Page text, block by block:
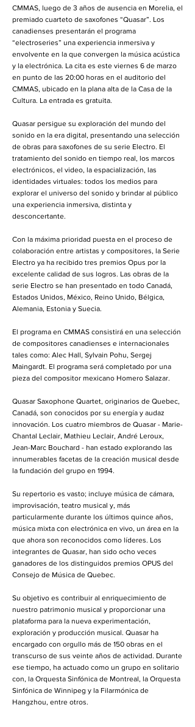
CMMAS, luego de 3 años de ausencia en Morelia, el
premiado cuarteto de saxofones “Quasar”. Los
canadienses presentarán el programa
“electroseries” una experiencia inmersiva y
envolvente en la que convergen la música acústica
y la electrónica. La cita es este viernes 6 de marzo
en punto de las 20:00 horas en el auditorio del
CMMAS, ubicado en la plana alta de la Casa de la
Cultura. La entrada es gratuita.
Quasar persigue su exploración del mundo del
sonido en la era digital, presentando una selección
de obras para saxofones de su serie Electro. El
tratamiento del sonido en tiempo real, los marcos
electrónicos, el video, la espacialización, las
identidades virtuales: todos los medios para
explorar el universo del sonido y brindar al público
una experiencia inmersiva, distinta y
desconcertante.
Con la máxima prioridad puesta en el proceso de
colaboración entre artistas y compositores, la Serie
Electro ya ha recibido tres premios Opus por la
excelente calidad de sus logros. Las obras de la
serie Electro se han presentado en todo Canadá,
Estados Unidos, México, Reino Unido, Bélgica,
Alemania, Estonia y Suecia.
El programa en CMMAS consistirá en una selección
de compositores canadienses e internacionales
tales como: Alec Hall, Sylvain Pohu, Sergej
Maingardt. El programa será completado por una
pieza del compositor mexicano Homero Salazar.
Quasar Saxophone Quartet, originarios de Quebec,
Canadá, son conocidos por su energía y audaz
innovación. Los cuatro miembros de Quasar - Marie-
Chantal Leclair, Mathieu Leclair, André Leroux,
Jean-Marc Bouchard - han estado explorando las
innumerables facetas de la creación musical desde
la fundación del grupo en 1994.
Su repertorio es vasto; incluye música de cámara,
improvisación, teatro musical y, más
particularmente durante los últimos quince años,
música mixta con electrónica en vivo, un área en la
que ahora son reconocidos como líderes. Los
integrantes de Quasar, han sido ocho veces
ganadores de los distinguidos premios OPUS del
Consejo de Música de Quebec.
Su objetivo es contribuir al enriquecimiento de
nuestro patrimonio musical y proporcionar una
plataforma para la nueva experimentación,
exploración y producción musical. Quasar ha
encargado con orgullo más de 150 obras en el
transcurso de sus veinte años de actividad. Durante
ese tiempo, ha actuado como un grupo en solitario
con, la Orquesta Sinfónica de Montreal, la Orquesta
Sinfónica de Winnipeg y la Filarmónica de
Hangzhou, entre otros.